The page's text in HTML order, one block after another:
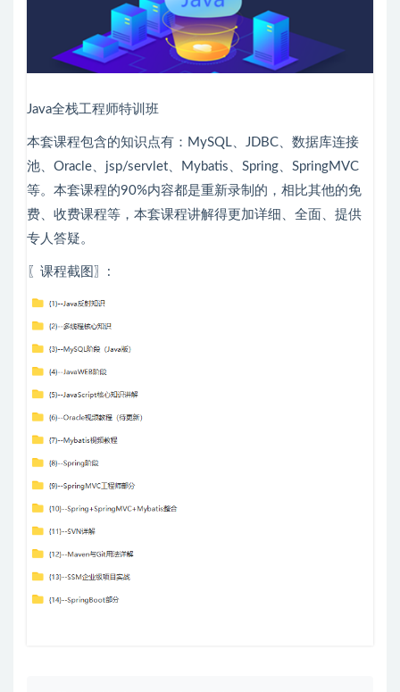
Java全栈工程师特训班
本套课程包含的知识点有：MySQL、JDBC、数据库连接
池、Oracle、jsp/servlet、Mybatis、Spring、SpringMVC
等。本套课程的90%内容都是重新录制的，相比其他的免
费、收费课程等，本套课程讲解得更加详细、全面、提供
专人答疑。
〖课程截图〗: